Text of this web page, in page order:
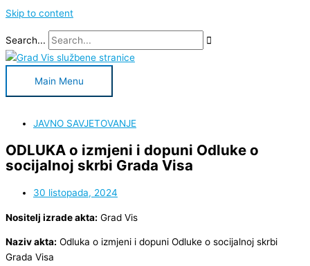
Skip to content
Search...
Main Menu
JAVNO SAVJETOVANJE
ODLUKA o izmjeni i dopuni Odluke o
socijalnoj skrbi Grada Visa
30 listopada, 2024
Nositelj izrade akta: Grad Vis
Naziv akta: Odluka o izmjeni i dopuni Odluke o socijalnoj skrbi
Grada Visa